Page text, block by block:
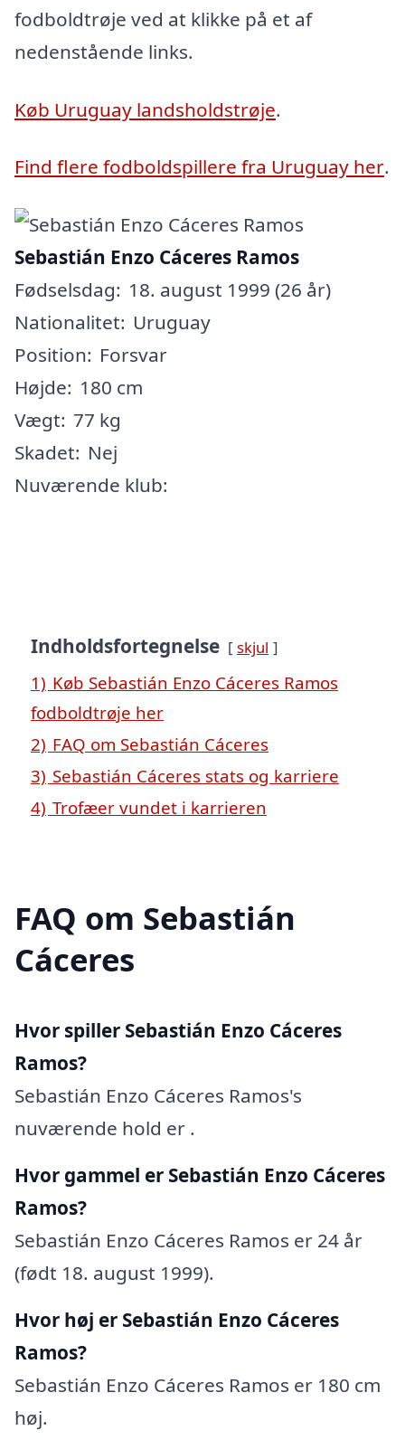
fodboldtrøje ved at klikke på et af
nedenstående links.
Køb Uruguay landsholdstrøje.
Find flere fodboldspillere fra Uruguay her.
Sebastián Enzo Cáceres Ramos
Fødselsdag: 18. august 1999 (26 år)
Nationalitet: Uruguay
Position: Forsvar
Højde: 180 cm
Vægt: 77 kg
Skadet: Nej
Nuværende klub:
Indholdsfortegnelse skjul
1) Køb Sebastián Enzo Cáceres Ramos
fodboldtrøje her
2) FAQ om Sebastián Cáceres
3) Sebastián Cáceres stats og karriere
4) Trofæer vundet i karrieren
FAQ om Sebastián
Cáceres
Hvor spiller Sebastián Enzo Cáceres
Ramos?
Sebastián Enzo Cáceres Ramos's
nuværende hold er .
Hvor gammel er Sebastián Enzo Cáceres
Ramos?
Sebastián Enzo Cáceres Ramos er 24 år
(født 18. august 1999).
Hvor høj er Sebastián Enzo Cáceres
Ramos?
Sebastián Enzo Cáceres Ramos er 180 cm
høj.